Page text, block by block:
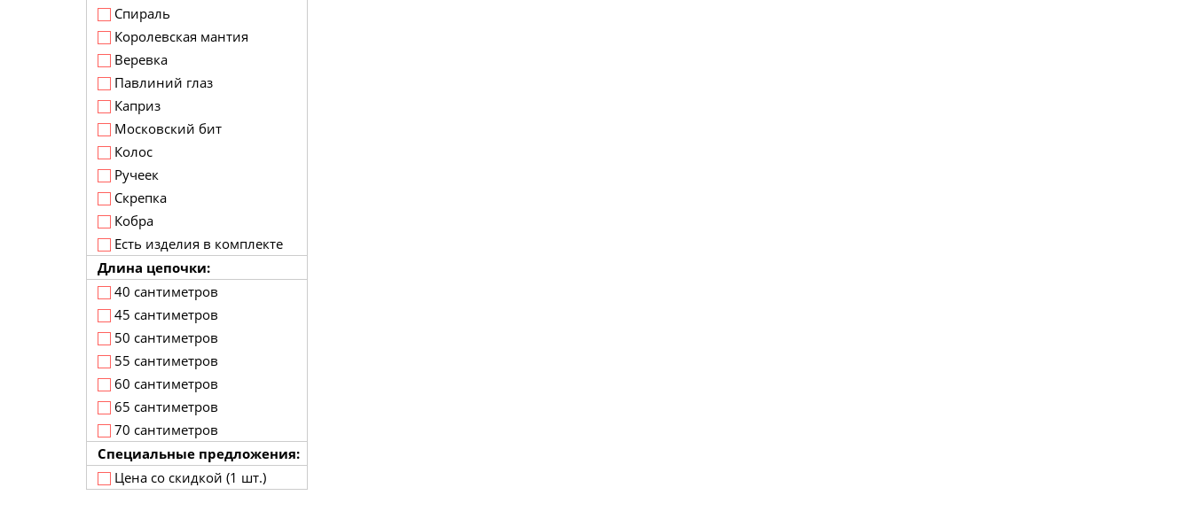
Спираль
Королевская мантия
Веревка
Павлиний глаз
Каприз
Московский бит
Колос
Ручеек
Скрепка
Кобра
Есть изделия в комплекте
Длина цепочки:
40 сантиметров
45 сантиметров
50 сантиметров
55 сантиметров
60 сантиметров
65 сантиметров
70 сантиметров
Специальные предложения:
Цена со скидкой (1 шт.)